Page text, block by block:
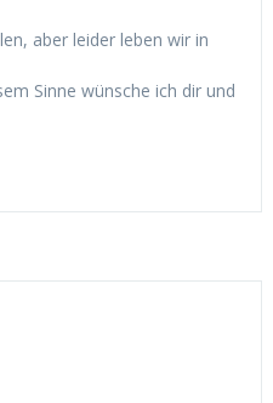
aber leider leben wir in
Sinne wünsche ich dir und